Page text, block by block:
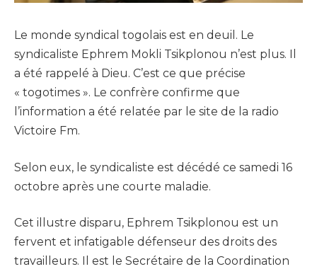
Le monde syndical togolais est en deuil. Le
syndicaliste Ephrem Mokli Tsikplonou n’est plus. Il
a été rappelé à Dieu. C’est ce que précise
« togotimes ». Le confrère confirme que
l’information a été relatée par le site de la radio
Victoire Fm.
Selon eux, le syndicaliste est décédé ce samedi 16
octobre après une courte maladie.
Cet illustre disparu, Ephrem Tsikplonou est un
fervent et infatigable défenseur des droits des
travailleurs. Il est le Secrétaire de la Coordination